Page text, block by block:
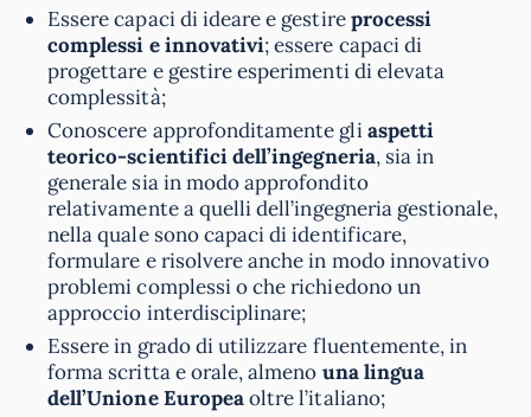
Essere capaci di ideare e gestireprocessi
complessi e innovativi; essere capaci di
progettare e gestire esperimenti di elevata
complessità;
Conoscere approfonditamente gliaspetti
teorico-scientifici dell’ingegneria, sia in
generale sia in modo approfondito
relativamente a quelli dell’ingegneria gestionale,
nella quale sono capaci di identificare,
formulare e risolvere anche in modo innovativo
problemi complessi o che richiedono un
approccio interdisciplinare;
Essere in grado di utilizzare fluentemente, in
forma scritta e orale, almeno una lingua
dell’Unione Europeaoltre l’italiano;